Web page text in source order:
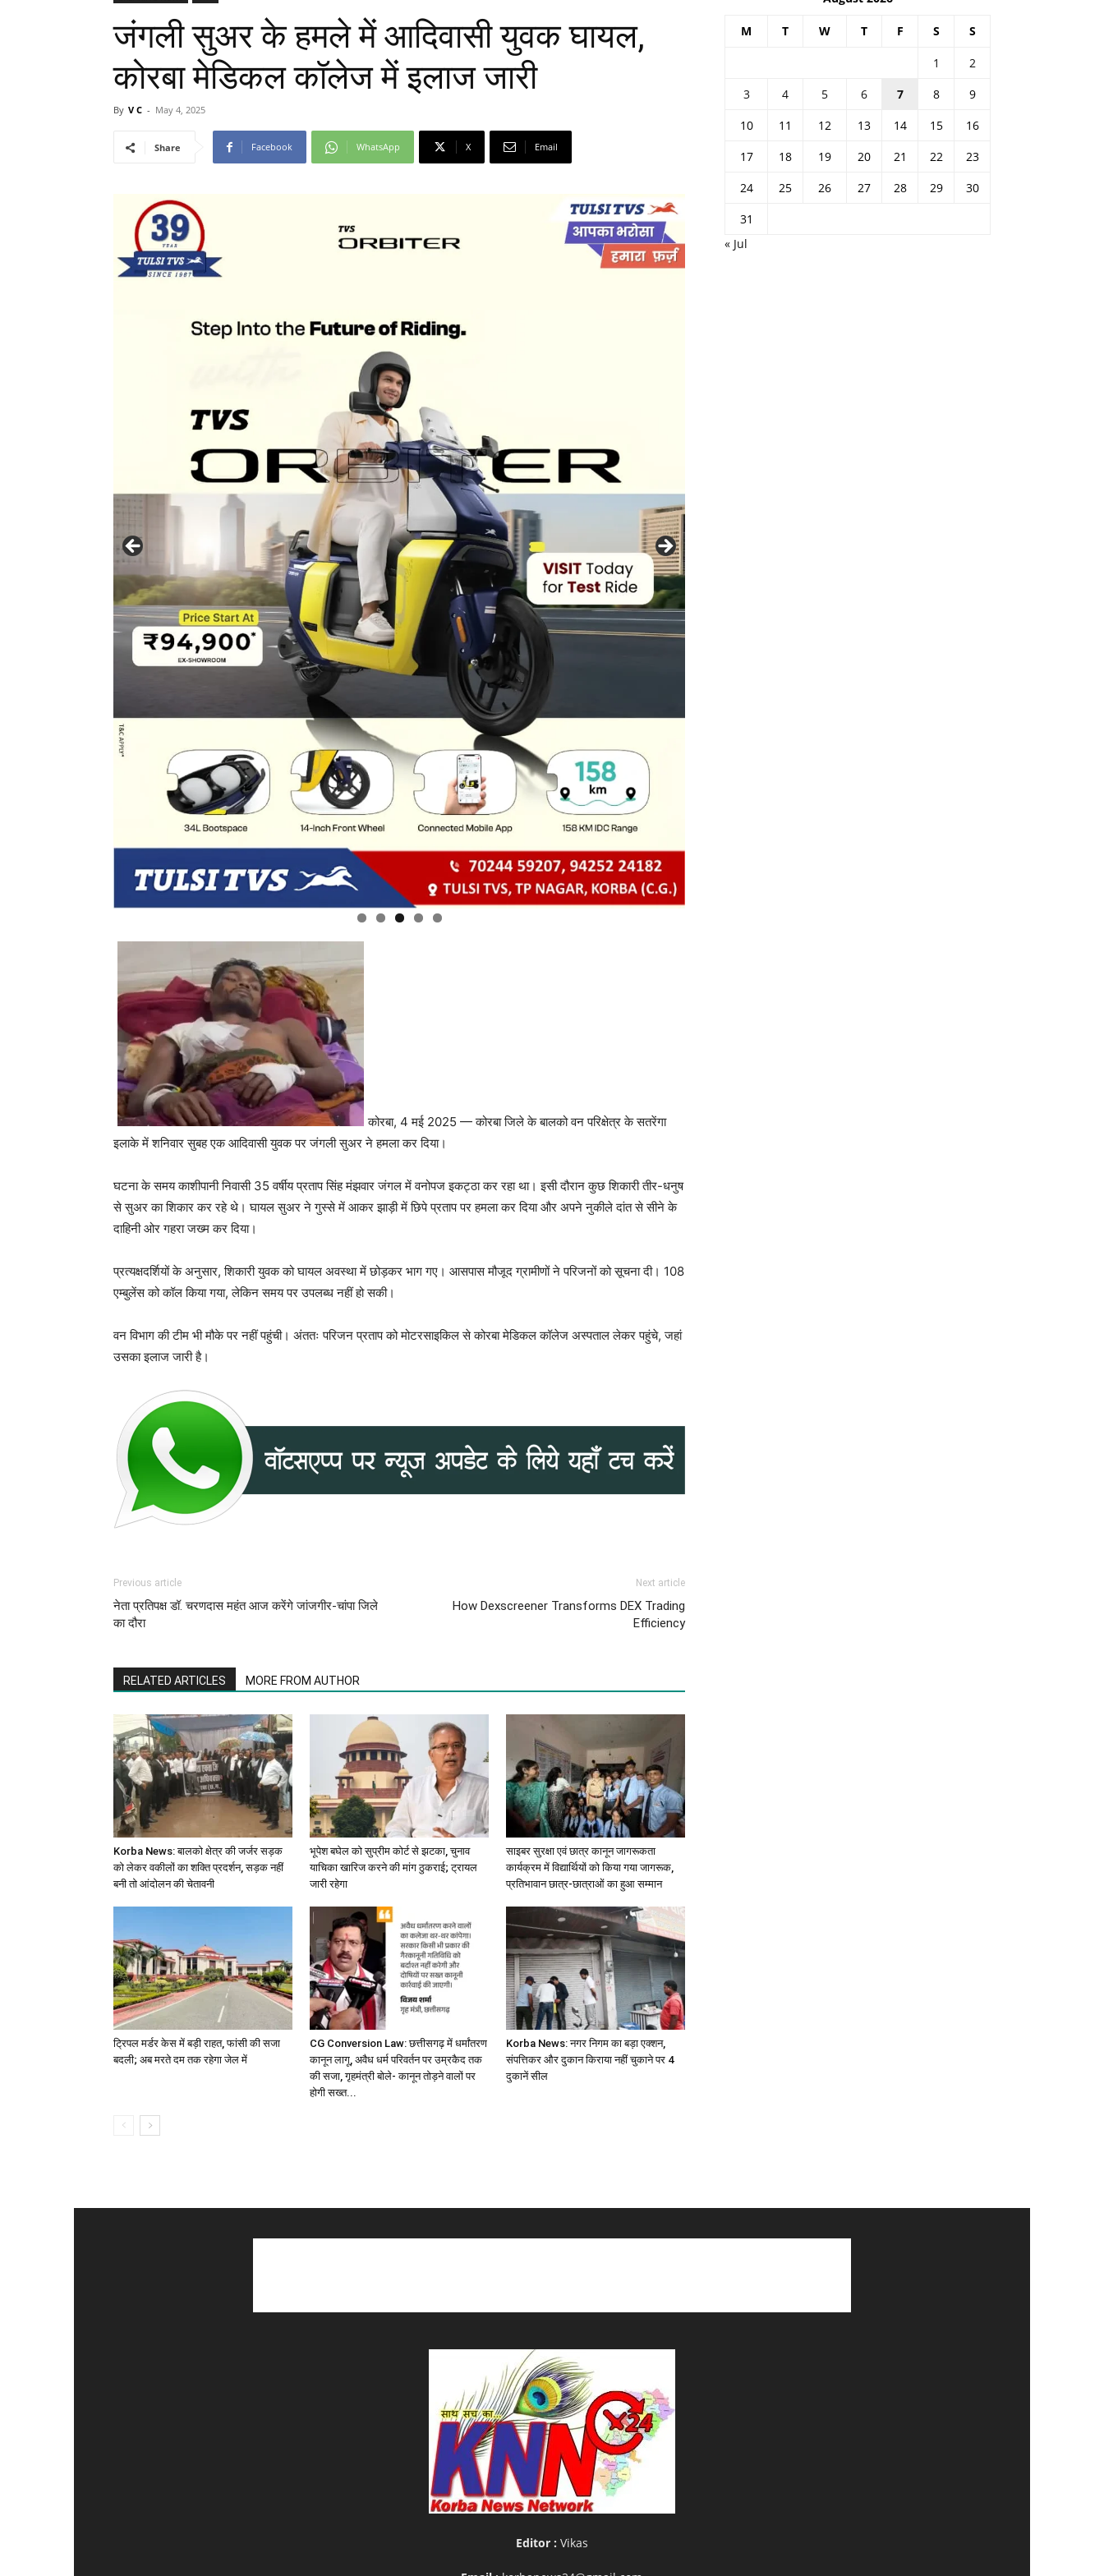
जंगली सुअर के हमले में आदिवासी युवक घायल,
कोरबा मेडिकल कॉलेज में इलाज जारी
By V C - May 4, 2025
Share Facebook WhatsApp X Email
कोरबा, 4 मई 2025 — कोरबा जिले के बालको वन परिक्षेत्र के सतरेंगा
इलाके में शनिवार सुबह एक आदिवासी युवक पर जंगली सुअर ने हमला कर दिया।
घटना के समय काशीपानी निवासी 35 वर्षीय प्रताप सिंह मंझवार जंगल में वनोपज इकट्ठा कर रहा था। इसी दौरान कुछ शिकारी तीर-धनुष
से सुअर का शिकार कर रहे थे। घायल सुअर ने गुस्से में आकर झाड़ी में छिपे प्रताप पर हमला कर दिया और अपने नुकीले दांत से सीने के
दाहिनी ओर गहरा जख्म कर दिया।
प्रत्यक्षदर्शियों के अनुसार, शिकारी युवक को घायल अवस्था में छोड़कर भाग गए। आसपास मौजूद ग्रामीणों ने परिजनों को सूचना दी। 108
एम्बुलेंस को कॉल किया गया, लेकिन समय पर उपलब्ध नहीं हो सकी।
वन विभाग की टीम भी मौके पर नहीं पहुंची। अंततः परिजन प्रताप को मोटरसाइकिल से कोरबा मेडिकल कॉलेज अस्पताल लेकर पहुंचे, जहां
उसका इलाज जारी है।
Previous article
नेता प्रतिपक्ष डॉ. चरणदास महंत आज करेंगे जांजगीर-चांपा जिले
का दौरा
Next article
How Dexscreener Transforms DEX Trading
Efficiency
RELATED ARTICLES MORE FROM AUTHOR
Korba News: बालको क्षेत्र की जर्जर सड़क
को लेकर वकीलों का शक्ति प्रदर्शन, सड़क नहीं
बनी तो आंदोलन की चेतावनी
भूपेश बघेल को सुप्रीम कोर्ट से झटका, चुनाव
याचिका खारिज करने की मांग ठुकराई; ट्रायल
जारी रहेगा
साइबर सुरक्षा एवं छात्र कानून जागरूकता
कार्यक्रम में विद्यार्थियों को किया गया जागरूक,
प्रतिभावान छात्र-छात्राओं का हुआ सम्मान
ट्रिपल मर्डर केस में बड़ी राहत, फांसी की सजा
बदली; अब मरते दम तक रहेगा जेल में
CG Conversion Law: छत्तीसगढ़ में धर्मांतरण
कानून लागू, अवैध धर्म परिवर्तन पर उम्रकैद तक
की सजा, गृहमंत्री बोले- कानून तोड़ने वालों पर
होगी सख्त...
Korba News: नगर निगम का बड़ा एक्शन,
संपत्तिकर और दुकान किराया नहीं चुकाने पर 4
दुकानें सील
M T W T F S S
1
2
3
4 5 6 7 8
9
10
11 12 13 14 15
16
17
18 19 20 21 22
23
24
25 26 27 28 29
30
31
« Jul
Editor : Vikas